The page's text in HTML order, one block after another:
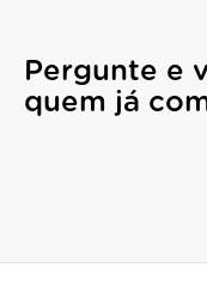
Pergunte e
quem já